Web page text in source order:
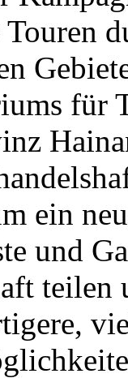
Touren
für
ein
und
teilen